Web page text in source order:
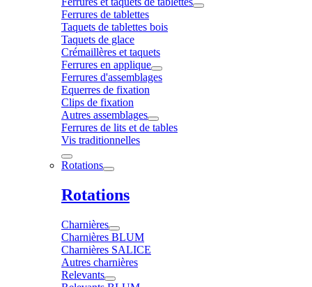
Ferrures de tablettes
Taquets de tablettes bois
Taquets de glace
Crémaillères et taquets
Ferrures en applique
Ferrures d'assemblages
Equerres de fixation
Clips de fixation
Autres assemblages
Ferrures de lits et de tables
Vis traditionnelles
Rotations
Rotations
Charnières
Charnières BLUM
Charnières SALICE
Autres charnières
Relevants